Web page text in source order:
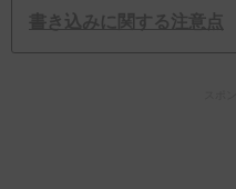
書き込みに関する注意点